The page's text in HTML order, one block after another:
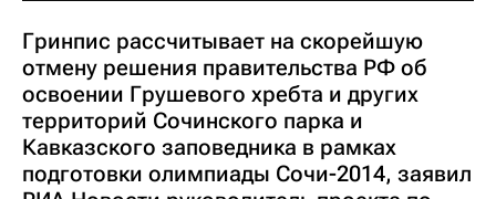
Гринпис рассчитывает на скорейшую
отмену решения правительства РФ об
освоении Грушевого хребта и других
территорий Сочинского парка и
Кавказского заповедника в рамках
подготовки олимпиады Сочи-2014, заявил